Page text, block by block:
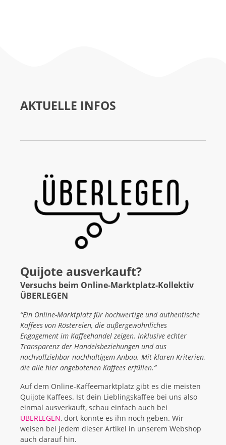
AKTUELLE INFOS
Quijote ausverkauft?
Versuchs beim Online-Marktplatz-Kollektiv
ÜBERLEGEN
“Ein Online-Marktplatz für hochwertige und authentische
Kaffees von Röstereien, die außergewöhnliches
Engagement im Kaffeehandel zeigen. Inklusive echter
Transparenz der Handelsbeziehungen und aus
nachvollziehbar nachhaltigem Anbau. Mit klaren Kriterien,
die alle hier angebotenen Kaffees erfüllen.”
Auf dem Online-Kaffeemarktplatz gibt es die meisten
Quijote Kaffees. Ist dein Lieblingskaffee bei uns also
einmal ausverkauft, schau einfach auch bei
ÜBERLEGEN, dort könnte es ihn noch geben. Wir
weisen bei jedem dieser Artikel in unserem Webshop
auch darauf hin.